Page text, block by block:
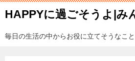
HAPPYに過ごそうよ|み
毎日の生活の中からお役に立てそうなこ